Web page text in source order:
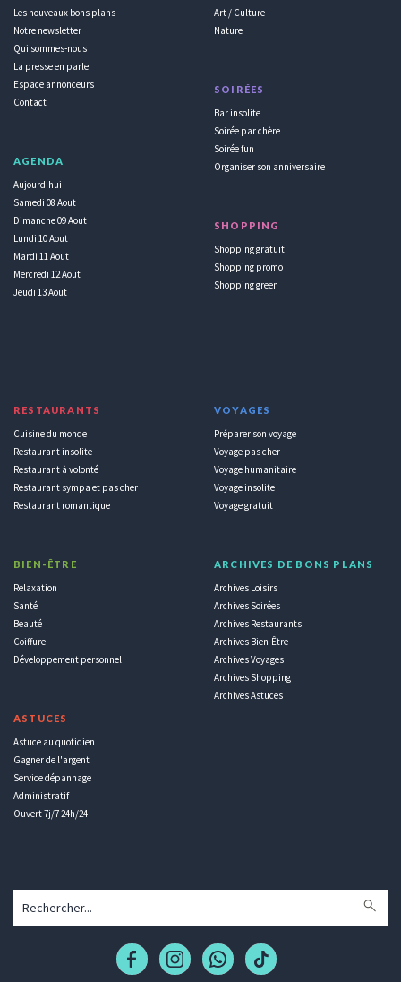
Les nouveaux bons plans
Notre newsletter
Qui sommes-nous
La presse en parle
Espace annonceurs
Contact
AGENDA
Aujourd'hui
Samedi 08 Aout
Dimanche 09 Aout
Lundi 10 Aout
Mardi 11 Aout
Mercredi 12 Aout
Jeudi 13 Aout
Art / Culture
Nature
SOIRÉES
Bar insolite
Soirée par chère
Soirée fun
Organiser son anniversaire
SHOPPING
Shopping gratuit
Shopping promo
Shopping green
RESTAURANTS
Cuisine du monde
Restaurant insolite
Restaurant à volonté
Restaurant sympa et pas cher
Restaurant romantique
BIEN-ÊTRE
Relaxation
Santé
Beauté
Coiffure
Développement personnel
ASTUCES
Astuce au quotidien
Gagner de l'argent
Service dépannage
Administratif
Ouvert 7j/7 24h/24
VOYAGES
Préparer son voyage
Voyage pas cher
Voyage humanitaire
Voyage insolite
Voyage gratuit
ARCHIVES DE BONS PLANS
Archives Loisirs
Archives Soirées
Archives Restaurants
Archives Bien-Être
Archives Voyages
Archives Shopping
Archives Astuces